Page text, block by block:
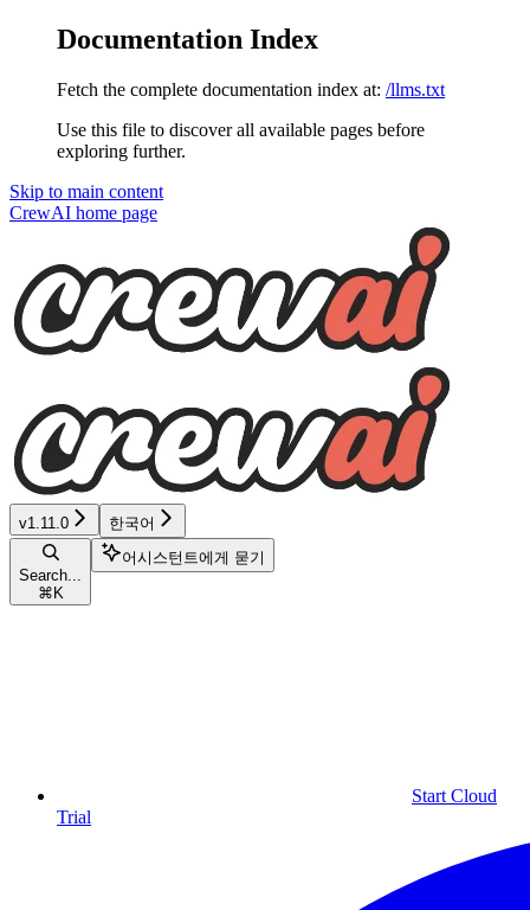
Documentation Index
Fetch the complete documentation index at: /llms.txt
Use this file to discover all available pages before
exploring further.
Skip to main content
CrewAI home page
v1.11.0 한국어
Search...
⌘ K
어시스턴트에게 묻기
Start Cloud
Trial